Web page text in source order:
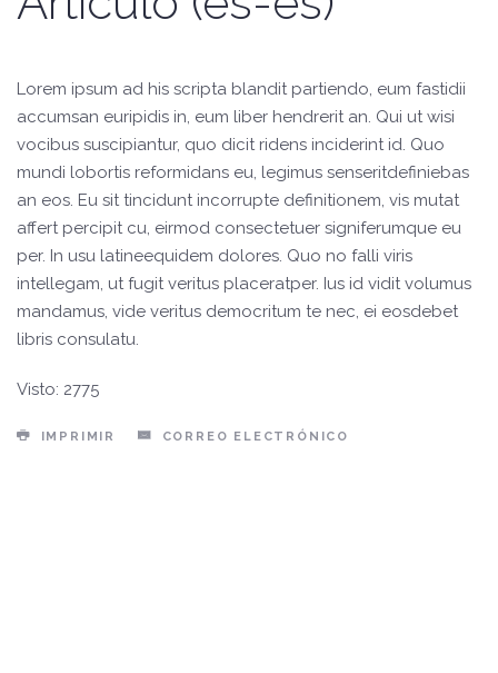
Lorem ipsum ad his scripta blandit partiendo, eum fastidii
accumsan euripidis in, eum liber hendrerit an. Qui ut wisi
vocibus suscipiantur, quo dicit ridens inciderint id. Quo
mundi lobortis reformidans eu, legimus senseritdefiniebas
an eos. Eu sit tincidunt incorrupte definitionem, vis mutat
affert percipit cu, eirmod consectetuer signiferumque eu
per. In usu latineequidem dolores. Quo no falli viris
intellegam, ut fugit veritus placeratper. Ius id vidit volumus
mandamus, vide veritus democritum te nec, ei eosdebet
libris consulatu.
Visto: 2775
IMPRIMIR CORREO ELECTRÓNICO